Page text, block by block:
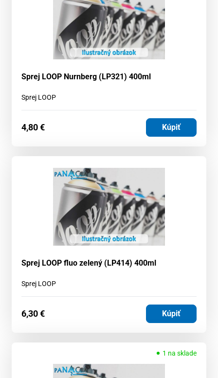
Sprej LOOP Nurnberg (LP321) 400ml
Sprej LOOP
4,80€ Kúpiť
Sprej LOOP fluo zelený (LP414) 400ml
Sprej LOOP
6,30€ Kúpiť
1 na sklade